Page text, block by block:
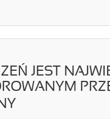
JEST